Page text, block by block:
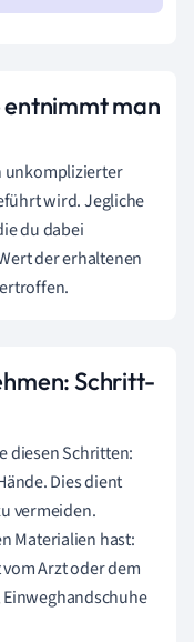
entnimmt man
unkomplizierter
wird. Jegliche
du dabei
der erhaltenen
Schritt-
diesen Schritten:
Dies dient
vermeiden.
Materialien hast:
Arzt oder dem